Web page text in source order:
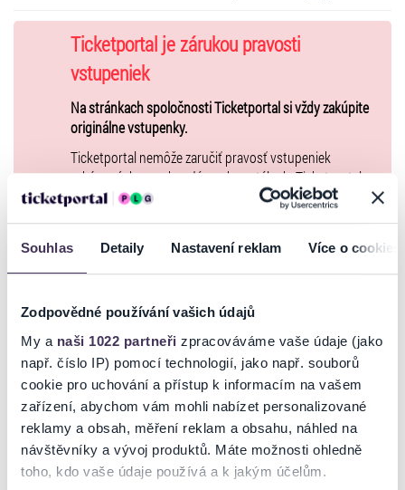
Souhlas Detaily Nastavení reklam Více o cookies
Zodpovědné používání vašich údajů
My a naši 1022 partneři zpracováváme vaše údaje (jako
např. číslo IP) pomocí technologií, jako např. souborů
cookie pro uchování a přístup k informacím na vašem
zařízení, abychom vám mohli nabízet personalizované
reklamy a obsah, měření reklam a obsahu, náhled na
návštěvníky a vývoj produktů. Máte možnosti ohledně
toho, kdo vaše údaje používá a k jakým účelům.
Ticketportal je zárukou pravosti
vstupeniek
Na stránkach spoločnosti Ticketportal si vždy zakúpite
originálne vstupenky.
Ticketportal nemôže zaručiť pravosť vstupeniek
zakúpených na sekundárnych portáloch. Ticketportal s
týmito spoločnosťami nemá nič spoločné a tento
Portálticketportal.skje online trhoviskom. Kúpnu
priamo v košíku.
Kúpne ceny vstupeniek na toto podujatie je možné
uhradiť len spôsobmi uvedenými vo Všeobecných
obchodných podmienkach . Upozorňujeme, že kúpne
ceny vstupeniek na toto podujatie nie je možné uhradiť
prostredníctvom Poukazov GoOut, ani inými spôsobmi,
ktoré nie sú uvedené voVšeobecných obchodných
podmienkach. Poukazy GoOut môžete využiť pri nákupe
vstupeniek na našej stránkegoout.net, ak tam nie je